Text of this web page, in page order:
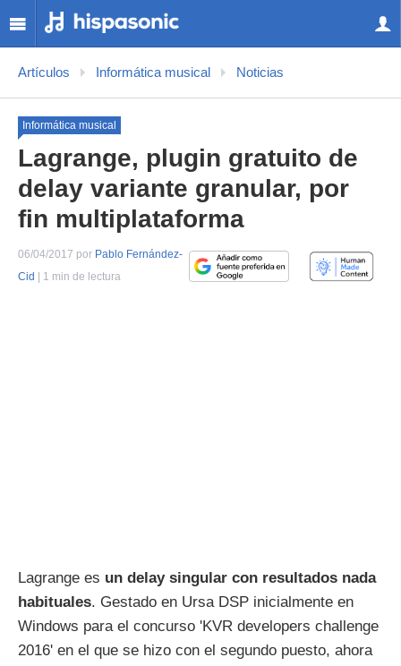
Artículos Informática musical Noticias
Informática musical
Lagrange, plugin gratuito de
delay variante granular, por
fin multiplataforma
06/04/2017 por Pablo Fernández-
Cid
| 1 min de lectura
Lagrange es un delay singular con resultados nada
habituales. Gestado en Ursa DSP inicialmente en
Windows para el concurso 'KVR developers challenge
2016' en el que se hizo con el segundo puesto, ahora